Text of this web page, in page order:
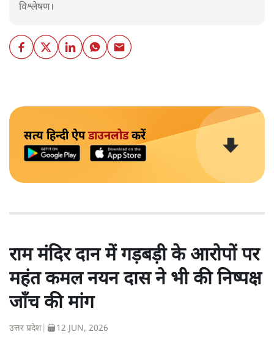
विश्लेषण।
सत्य हिन्दी ऐपडाउनलोडकरें
राम मंदिर दान में गड़बड़ी के आरोपों पर
महंत कमल नयन दास ने भी की निष्पक्ष
जाँच की मांग
उत्तर प्रदेश 12 JUN, 2026